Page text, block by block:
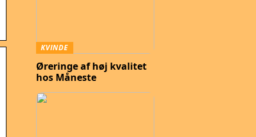
KVINDE
Øreringe af høj kvalitet
hos Måneste